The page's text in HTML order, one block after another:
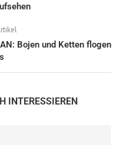
Bojen und Ketten flogen
INTERESSIEREN